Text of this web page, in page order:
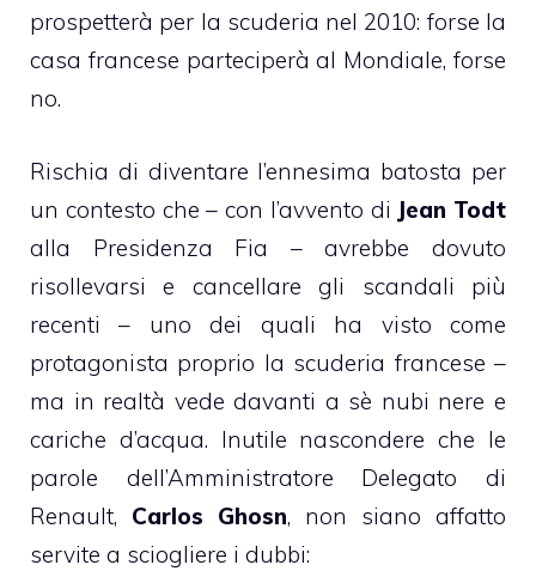
prospetterà per la scuderia nel 2010: forse la
casa francese parteciperà al Mondiale, forse
no.
Rischia di diventare l’ennesima batosta per
un contesto che – con l’avvento di Jean Todt
alla Presidenza Fia – avrebbe dovuto
risollevarsi e cancellare gli scandali più
recenti – uno dei quali ha visto come
protagonista proprio la scuderia francese –
ma in realtà vede davanti a sè nubi nere e
cariche d’acqua. Inutile nascondere che le
parole dell’Amministratore Delegato di
Renault, Carlos Ghosn, non siano affatto
servite a sciogliere i dubbi: